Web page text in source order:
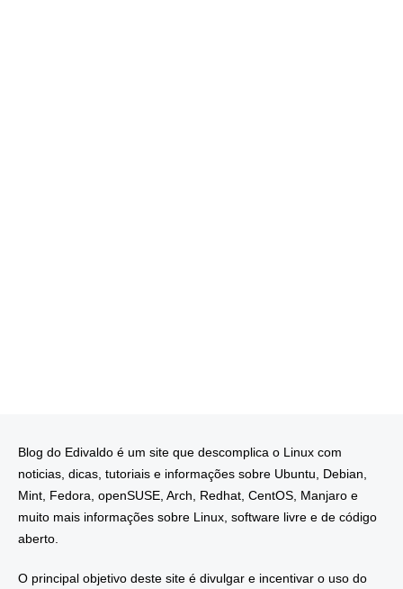
Blog do Edivaldo é um site que descomplica o Linux com
noticias, dicas, tutoriais e informações sobre Ubuntu, Debian,
Mint, Fedora, openSUSE, Arch, Redhat, CentOS, Manjaro e
muito mais informações sobre Linux, software livre e de código
aberto.
O principal objetivo deste site é divulgar e incentivar o uso do